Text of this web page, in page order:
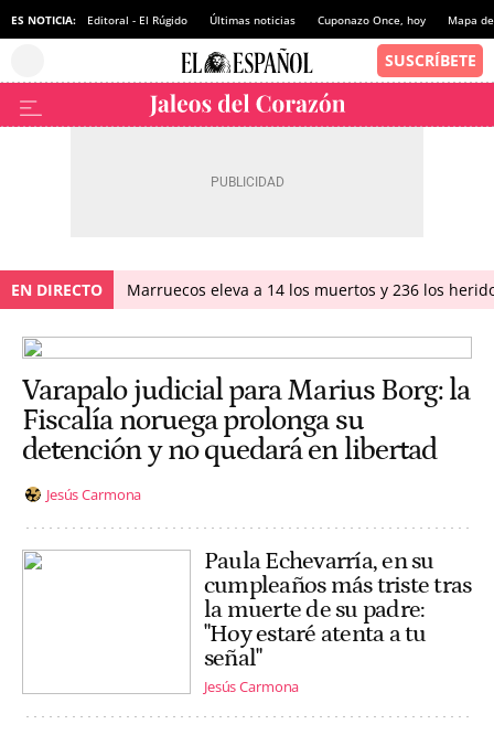
ES NOTICIA: Editoral - El Rúgido Últimas noticias Cuponazo Once, hoy Mapa
EN DIRECTO Marruecos eleva a 14 los muertos y 236 los
Varapalo judicial para Marius Borg: la
Fiscalía noruega prolonga su
detención y no quedará en libertad
Jesús Carmona
Paula Echevarría, en su
cumpleaños más triste tras
la muerte de su padre:
"Hoy estaré atenta a tu
señal"
Jesús Carmona